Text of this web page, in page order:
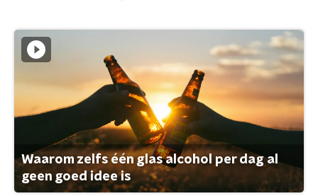
Waarom zelfs één glas alcohol per dag al
geen goed idee is